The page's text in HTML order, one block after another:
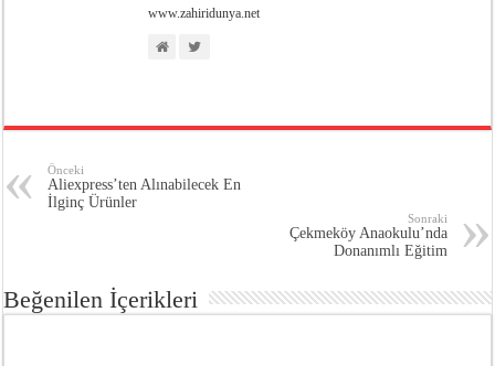
www.zahiridunya.net
Önceki
Aliexpress’ten Alınabilecek En
İlginç Ürünler
Sonraki
Çekmeköy Anaokulu’nda
Donanımlı Eğitim
Beğenilen İçerikleri